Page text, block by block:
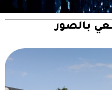
بالصور